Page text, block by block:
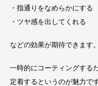
・指通りをなめらかにする
・ツヤ感を出してくれる
などの効果が期待できます。
一時的にコーティングする
定着するというのが魅力です